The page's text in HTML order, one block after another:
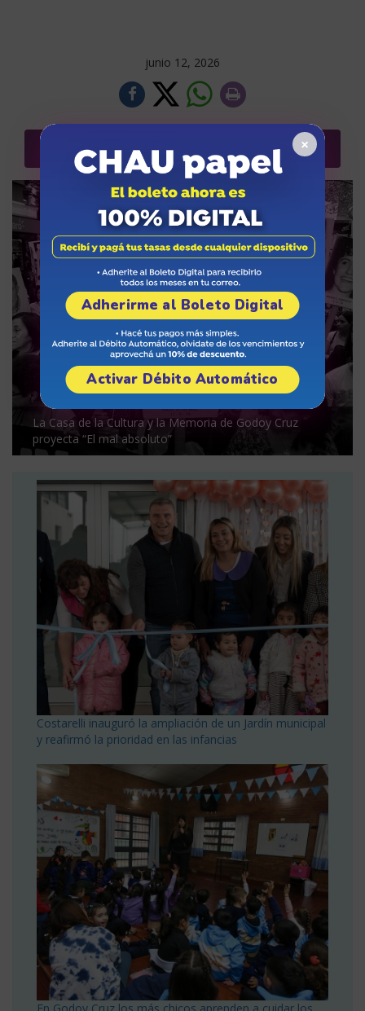
junio 12, 2026
Más noticias
La Casa de la Cultura y la Memoria de Godoy Cruz
proyecta “El mal absoluto”
Costarelli inauguró la ampliación de un Jardín municipal
y reafirmó la prioridad en las infancias
En Godoy Cruz los más chicos aprenden a cuidar los
×
Adherirme al Boleto Digital
Activar Débito Automático